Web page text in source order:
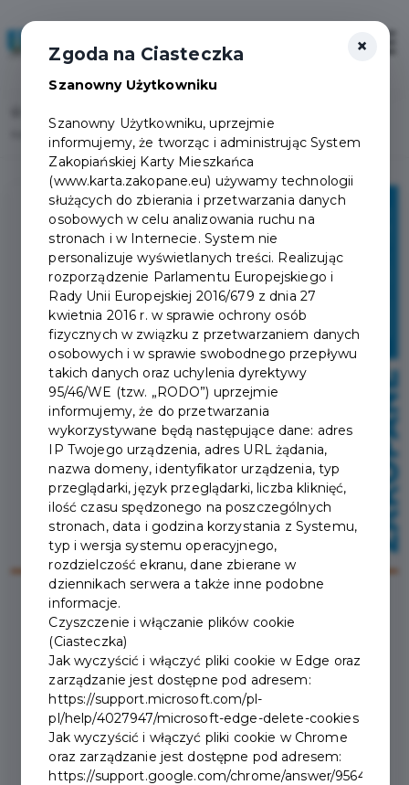
Kalendarium wydarzeń 21 lutego – 28 marca 2026 r.
2026-02-20
KALENDARIUM
WYDARZEŃ 21 LUTEGO –
28 MARCA 2026 R.
×
Zgoda na Ciasteczka
Szanowny Użytkowniku
Szanowny Użytkowniku, uprzejmie
informujemy, że tworząc i administrując System
Zakopiańskiej Karty Mieszkańca
(www.karta.zakopane.eu) używamy technologii
służących do zbierania i przetwarzania danych
osobowych w celu analizowania ruchu na
stronach i w Internecie. System nie
personalizuje wyświetlanych treści. Realizując
rozporządzenie Parlamentu Europejskiego i
Rady Unii Europejskiej 2016/679 z dnia 27
kwietnia 2016 r. w sprawie ochrony osób
fizycznych w związku z przetwarzaniem danych
osobowych i w sprawie swobodnego przepływu
takich danych oraz uchylenia dyrektywy
95/46/WE (tzw. „RODO”) uprzejmie
informujemy, że do przetwarzania
wykorzystywane będą następujące dane: adres
IP Twojego urządzenia, adres URL żądania,
nazwa domeny, identyfikator urządzenia, typ
przeglądarki, język przeglądarki, liczba kliknięć,
ilość czasu spędzonego na poszczególnych
stronach, data i godzina korzystania z Systemu,
typ i wersja systemu operacyjnego,
rozdzielczość ekranu, dane zbierane w
dziennikach serwera a także inne podobne
informacje.
Czyszczenie i włączanie plików cookie
(Ciasteczka)
Jak wyczyścić i włączyć pliki cookie w Edge oraz
zarządzanie jest dostępne pod adresem:
https://support.microsoft.com/pl-
pl/help/4027947/microsoft-edge-delete-cookies
Jak wyczyścić i włączyć pliki cookie w Chrome
oraz zarządzanie jest dostępne pod adresem:
https://support.google.com/chrome/answer/95647?